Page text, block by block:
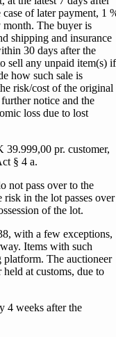
of later payment, 1
month. The buyer is
shipping and insurance
30 days after the
sell any unpaid item(s) if
how such sale is
risk/cost of the original
notice and the
loss due to lost
39.999,00 pr. customer,
§ 4 a.
not pass over to the
in the lot passes over
of the lot.
with a few exceptions,
Items with such
The auctioneer
at customs, due to
4 weeks after the